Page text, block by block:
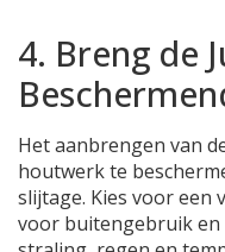
4. Breng de
Het aanbrengen van
houtwerk te
slijtage. Kies voor een
voor buitengebruik en